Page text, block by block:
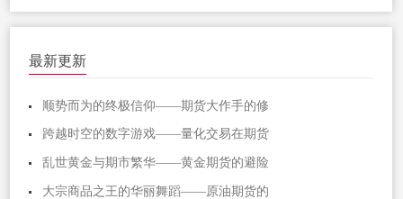
最新更新
顺势而为的终极信仰——期货大作手的修
跨越时空的数字游戏——量化交易在期货
乱世黄金与期市繁华——黄金期货的避险
大宗商品之王的华丽舞蹈——原油期货的